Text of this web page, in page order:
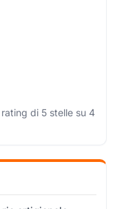
rating di 5 stelle su 4